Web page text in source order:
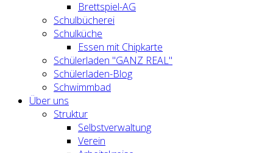
Brettspiel-AG
Schulbücherei
Schulküche
Essen mit Chipkarte
Schülerladen "GANZ REAL"
Schülerladen-Blog
Schwimmbad
Über uns
Struktur
Selbstverwaltung
Verein